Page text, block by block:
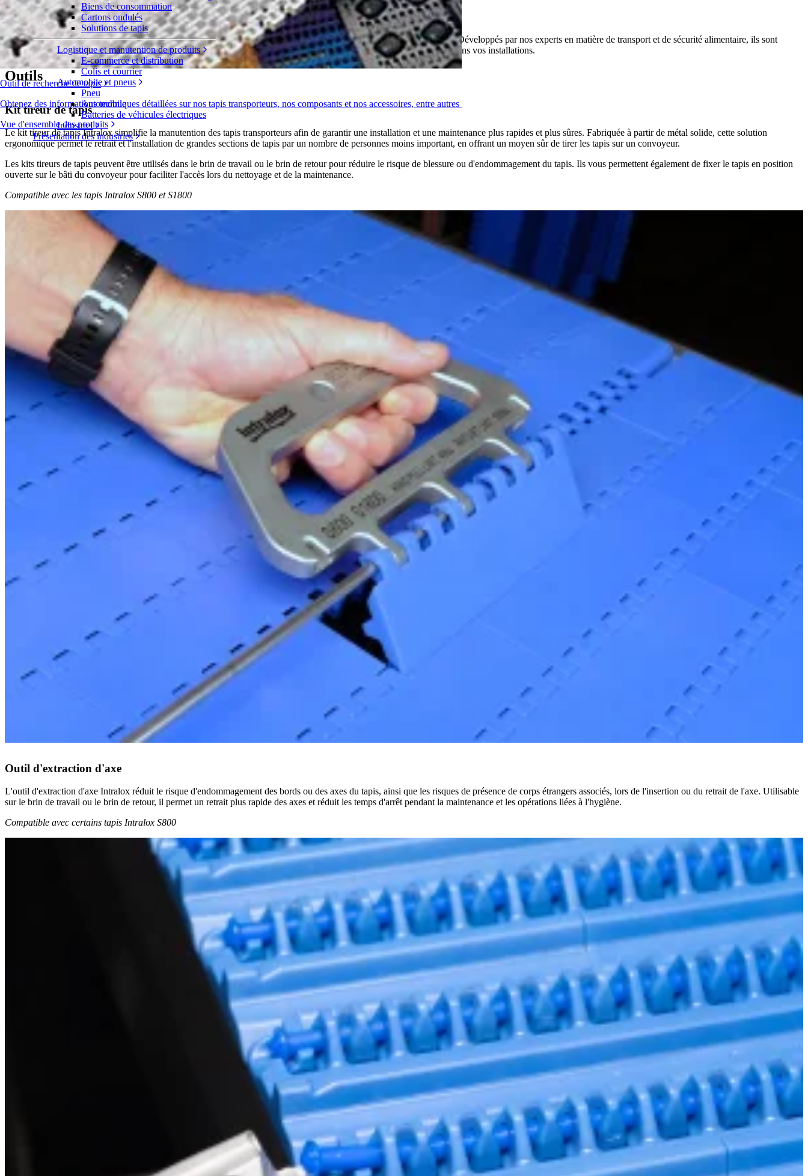
Outil de recherche de tapis
Obtenez des informations techniques détaillées sur nos tapis transporteurs, nos composants et nos accessoires, entre autres
Vue d'ensemble des produits
Biens de consommation
Cartons ondulés
Solutions de tapis
Logistique et manutention de produits
E-commerce et distribution
Colis et courrier
Automobile et pneus
Pneu
Automobile
Batteries de véhicules électriques
Industriel
Présentation des industries
Pour vous aider à rester efficace et à renforcer la sécurité alimentaire
Ces outils et composants peuvent vous aider à installer, entretenir et utiliser efficacement les tapis transporteurs Intralox. Développés par nos experts en matière de transport et de sécurité alimentaire, ils sont
spécialement conçus pour vous permettre d'optimiser votre efficacité et minimiser la contamination par corps étrangers dans vos installations.
Outils
Kit tireur de tapis
Le kit tireur de tapis Intralox simplifie la manutention des tapis transporteurs afin de garantir une installation et une maintenance plus rapides et plus sûres. Fabriquée à partir de métal solide, cette solution
ergonomique permet le retrait et l'installation de grandes sections de tapis par un nombre de personnes moins important, en offrant un moyen sûr de tirer les tapis sur un convoyeur.
Les kits tireurs de tapis peuvent être utilisés dans le brin de travail ou le brin de retour pour réduire le risque de blessure ou d'endommagement du tapis. Ils vous permettent également de fixer le tapis en position
ouverte sur le bâti du convoyeur pour faciliter l'accès lors du nettoyage et de la maintenance.
Compatible avec les tapis Intralox S800 et S1800
Outil d'extraction d'axe
L'outil d'extraction d'axe Intralox réduit le risque d'endommagement des bords ou des axes du tapis, ainsi que les risques de présence de corps étrangers associés, lors de l'insertion ou du retrait de l'axe. Utilisable
sur le brin de travail ou le brin de retour, il permet un retrait plus rapide des axes et réduit les temps d'arrêt pendant la maintenance et les opérations liées à l'hygiène.
Compatible avec certains tapis Intralox S800